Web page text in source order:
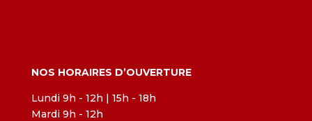
NOS HORAIRES D’OUVERTURE
Lundi 9h - 12h | 15h - 18h
Mardi 9h - 12h